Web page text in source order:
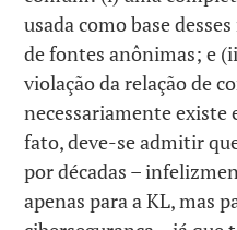
usada como base
de fontes anônimas; e
violação da relação de
necessariamente existe
fato, deve-se admitir
por décadas –
apenas para a KL, mas